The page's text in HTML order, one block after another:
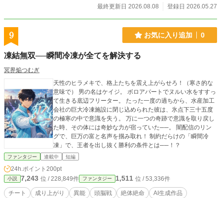
最終更新日 2026.08.08
登録日 2026.05.27
9 お気に入り追加 0
凍結無双──瞬間冷凍が全てを解決する
冥界焔つむぎ
天性のヒラメキで、格上たちを震え上がらせろ！（寒さ的な
意味で） 男の名はケイジ。 ボロアパートでヌルい水をすすっ
て生きる底辺フリーター。 たった一度の過ちから、水産加工
会社の巨大冷凍施設に閉じ込められた彼は、氷点下三十五度
の極寒の中で意識を失う。 万に一つの奇跡で意識を取り戻し
た時、その体には奇妙な力が宿っていた──。 闇配信のリン
グで、巨万の富と名声を掴み取れ！ 制約だらけの「瞬間冷
凍」で、王者を出し抜く勝利の条件とは──！？
ファンタジー 連載中 短編
24h.ポイント 200pt
小説 7,243 位 / 228,849件 ファンタジー 1,511 位 / 53,336件
チート 成り上がり 異能 頭脳戦 絶体絶命 AI生成作品